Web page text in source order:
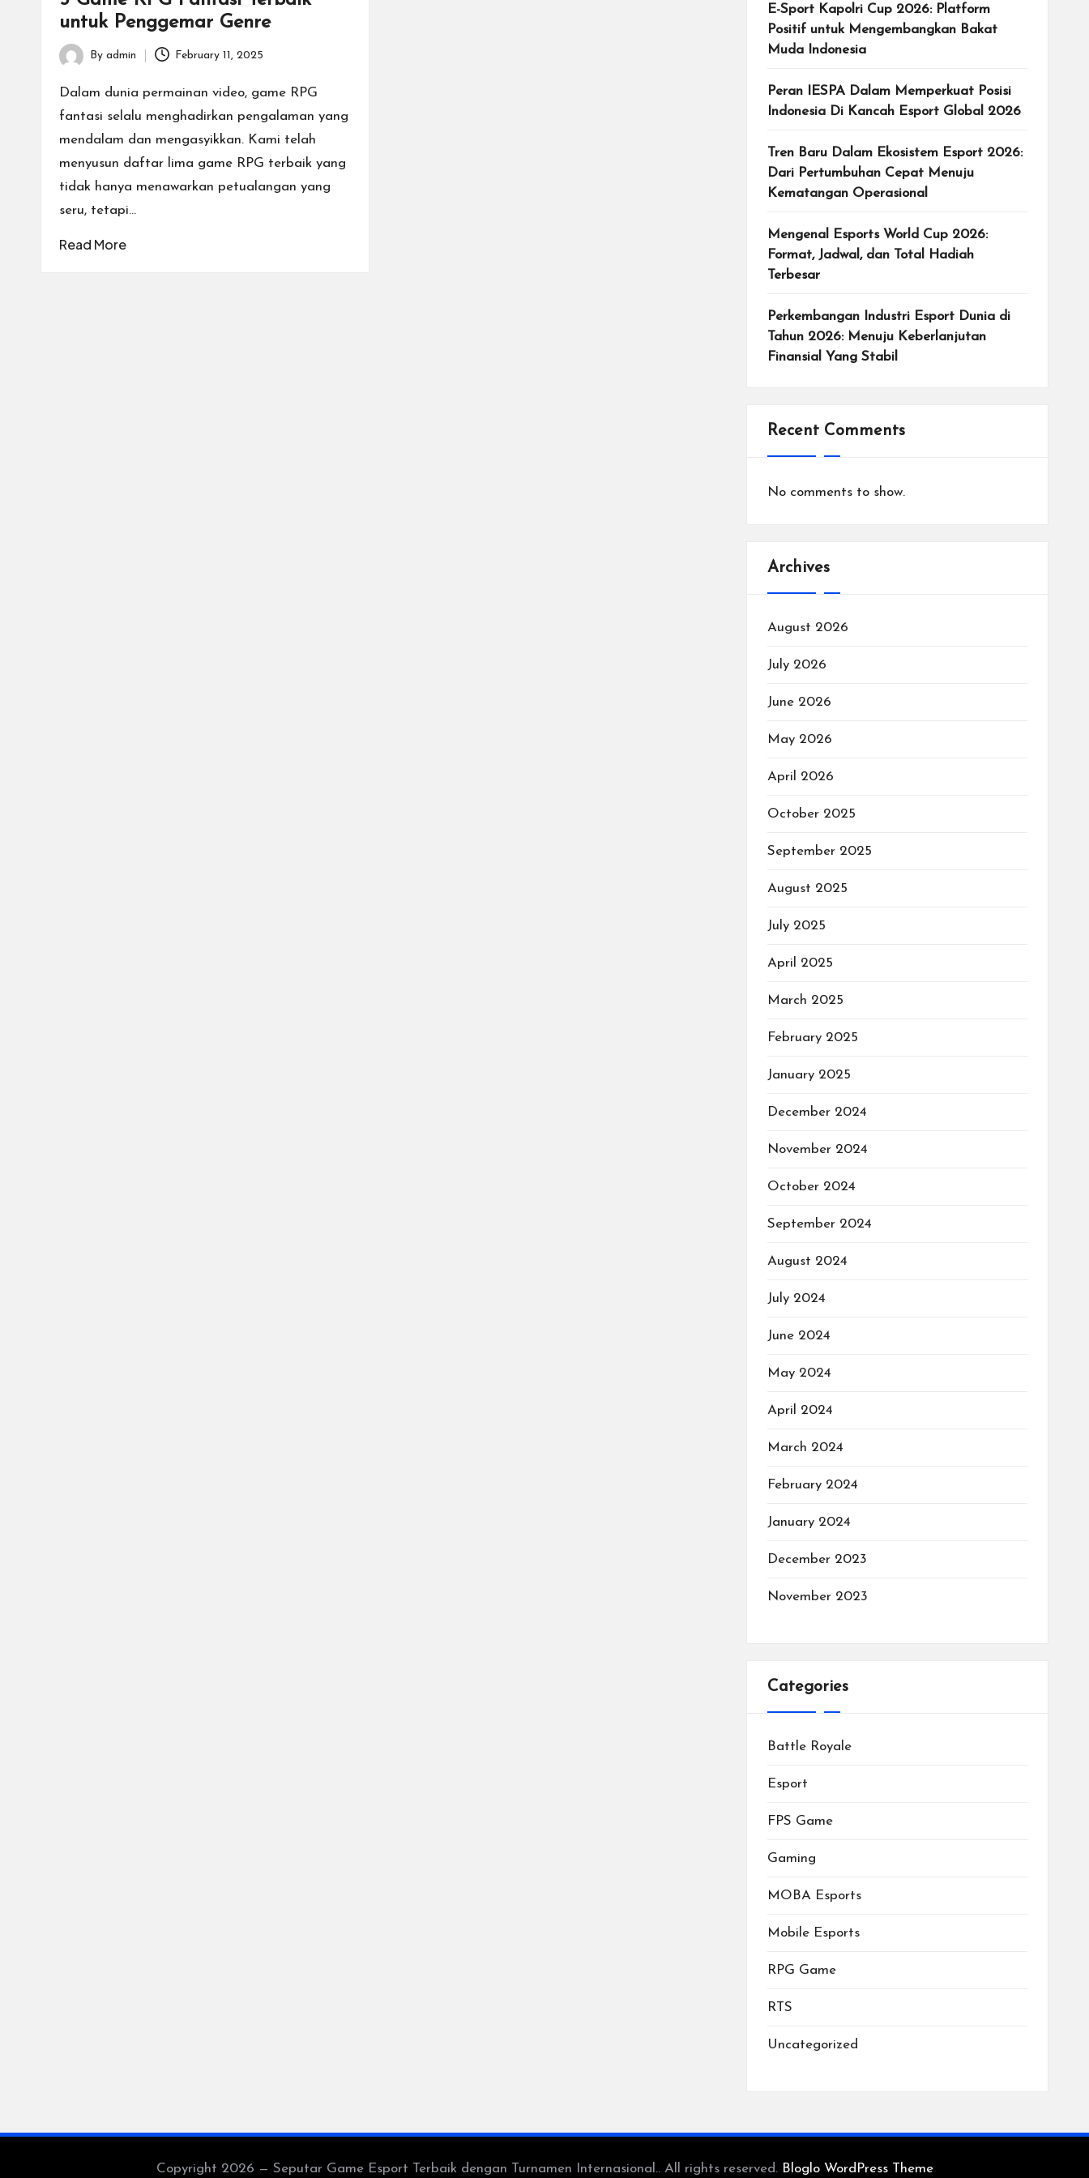
rt
ik
untuk Penggemar Genre
Posted
by
By admin February 11, 2025
Dalam dunia permainan video, game RPG
fantasi selalu menghadirkan pengalaman yang
mendalam dan mengasyikkan. Kami telah
menyusun daftar lima game RPG terbaik yang
tidak hanya menawarkan petualangan yang
seru, tetapi…
Read More
E-Sport Kapolri Cup 2026: Platform
Positif untuk Mengembangkan Bakat
Muda Indonesia
Peran IESPA Dalam Memperkuat Posisi
Indonesia Di Kancah Esport Global 2026
Tren Baru Dalam Ekosistem Esport 2026:
Dari Pertumbuhan Cepat Menuju
Kematangan Operasional
Mengenal Esports World Cup 2026:
Format, Jadwal, dan Total Hadiah
Terbesar
Perkembangan Industri Esport Dunia di
Tahun 2026: Menuju Keberlanjutan
Finansial Yang Stabil
Recent Comments
No comments to show.
Archives
August 2026
July 2026
June 2026
May 2026
April 2026
October 2025
September 2025
August 2025
July 2025
April 2025
March 2025
February 2025
January 2025
December 2024
November 2024
October 2024
September 2024
August 2024
July 2024
June 2024
May 2024
April 2024
March 2024
February 2024
January 2024
December 2023
November 2023
Categories
Battle Royale
Esport
FPS Game
Gaming
MOBA Esports
Mobile Esports
RPG Game
RTS
Uncategorized
Copyright 2026 — Seputar Game Esport Terbaik dengan Turnamen Internasional.. All rights reserved. Bloglo WordPress Theme